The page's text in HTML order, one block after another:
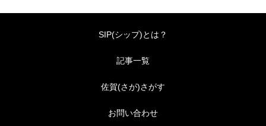
SIP(シップ)とは？
記事一覧
佐賀(さが)さがす
お問い合わせ